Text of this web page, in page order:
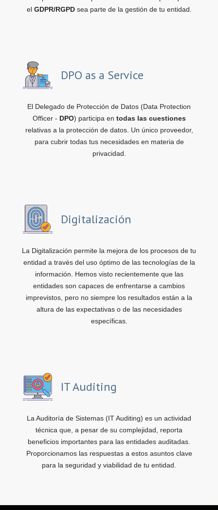
el GDPR/RGPDsea parte de la gestión de tu entidad.
DPO as a Service
El Delegado de Protección de Datos (Data Protection
Officer - DPO) participa en todas las cuestiones
relativas a la protección de datos. Un único proveedor,
para cubrir todas tus necesidades en materia de
privacidad.
Digitalización
La Digitalización permite la mejora de los procesos de tu
entidad a través del uso óptimo de las tecnologías de la
información. Hemos visto recientemente que las
entidades son capaces de enfrentarse a cambios
imprevistos, pero no siempre los resultados están a la
altura de las expectativas o de las necesidades
específicas.
IT Auditing
La Auditoría de Sistemas (IT Auditing) es un actividad
técnica que, a pesar de su complejidad, reporta
beneficios importantes para las entidades auditadas.
Proporcionamos las respuestas a estos asuntos clave
para la seguridad y viabilidad de tu entidad.